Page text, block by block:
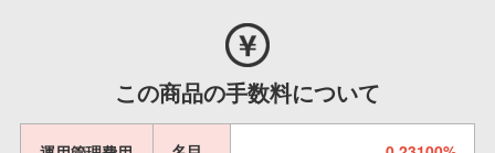
この商品の手数料について